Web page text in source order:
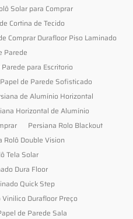
Solar para Comprar
Cortina de Tecido
Comprar Durafloor Piso Laminado
Parede
para Escritorio
Papel de Parede Sofisticado
de Alumínio Horizontal
Horizontal de Alumínio
Persiana Rolo Blackout
Rolô Double Vision
Tela Solar
Dura Floor
Quick Step
Vinilico Durafloor Preço
de Parede Sala